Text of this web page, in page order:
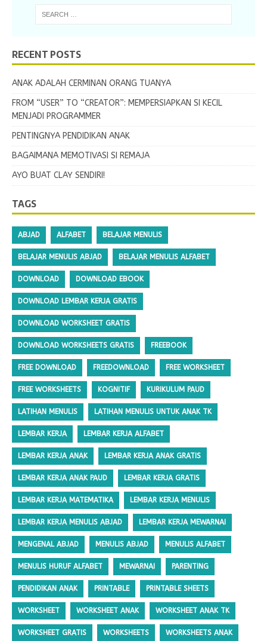
RECENT POSTS
ANAK ADALAH CERMINAN ORANG TUANYA
FROM “USER” TO “CREATOR”: MEMPERSIAPKAN SI KECIL
MENJADI PROGRAMMER
PENTINGNYA PENDIDIKAN ANAK
BAGAIMANA MEMOTIVASI SI REMAJA
AYO BUAT CLAY SENDIRI!
TAGS
ABJAD ALFABET BELAJAR MENULIS
BELAJAR MENULIS ABJAD BELAJAR MENULIS ALFABET
DOWNLOAD DOWNLOAD EBOOK
DOWNLOAD LEMBAR KERJA GRATIS
DOWNLOAD WORKSHEET GRATIS
DOWNLOAD WORKSHEETS GRATIS FREEBOOK
FREE DOWNLOAD FREEDOWNLOAD FREE WORKSHEET
FREE WORKSHEETS KOGNITIF KURIKULUM PAUD
LATIHAN MENULIS LATIHAN MENULIS UNTUK ANAK TK
LEMBAR KERJA LEMBAR KERJA ALFABET
LEMBAR KERJA ANAK LEMBAR KERJA ANAK GRATIS
LEMBAR KERJA ANAK PAUD LEMBAR KERJA GRATIS
LEMBAR KERJA MATEMATIKA LEMBAR KERJA MENULIS
LEMBAR KERJA MENULIS ABJAD LEMBAR KERJA MEWARNAI
MENGENAL ABJAD MENULIS ABJAD MENULIS ALFABET
MENULIS HURUF ALFABET MEWARNAI PARENTING
PENDIDIKAN ANAK PRINTABLE PRINTABLE SHEETS
WORKSHEET WORKSHEET ANAK WORKSHEET ANAK TK
WORKSHEET GRATIS WORKSHEETS WORKSHEETS ANAK